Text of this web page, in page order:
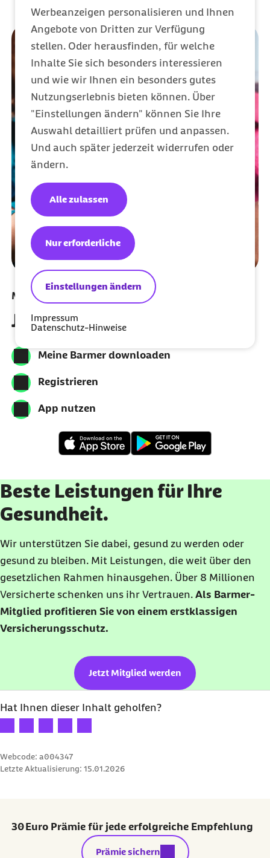
Werbeanzeigen personalisieren und Ihnen
Angebote von Dritten zur Verfügung
stellen. Oder herausfinden, für welche
Inhalte Sie sich besonders interessieren
und wie wir Ihnen ein besonders gutes
Nutzungserlebnis bieten können. Über
"Einstellungen ändern" können Sie Ihre
Auswahl detailliert prüfen und anpassen.
Und auch später jederzeit widerrufen oder
ändern.
Einstellungen ändern
Nur erforderliche
Alle zulassen
Impressum
Datenschutz-Hinweise
Meine Barmer per App nutzen
Jetzt herunterladen
Meine Barmer downloaden
Registrieren
App nutzen
Beste Leistungen für Ihre
Gesundheit.
Wir unterstützen Sie dabei, gesund zu werden oder
gesund zu bleiben. Mit Leistungen, die weit über den
gesetzlichen Rahmen hinausgehen. Über 8 Millionen
Versicherte schenken uns ihr Vertrauen. Als Barmer-
Mitglied profitieren Sie von einem erstklassigen
Versicherungsschutz.
Jetzt Mitglied werden
Hat Ihnen dieser Inhalt geholfen?
Ihre Bewertung: 1 Stern
Ihre Bewertung: 2 Sterne
Ihre Bewertung: 3 Sterne
Ihre Bewertung: 4 Sterne
Ihre Bewertung: 5 Sterne
Webcode: a004347
Letzte Aktualisierung: 15.01.2026
30 Euro Prämie für jede erfolgreiche Empfehlung
externer Link:
Prämie sichern